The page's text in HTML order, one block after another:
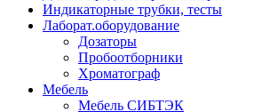
Индикаторные трубки, тесты
Лаборат.оборудование
Дозаторы
Пробоотборники
Хроматограф
Мебель
Мебель СИБТЭК